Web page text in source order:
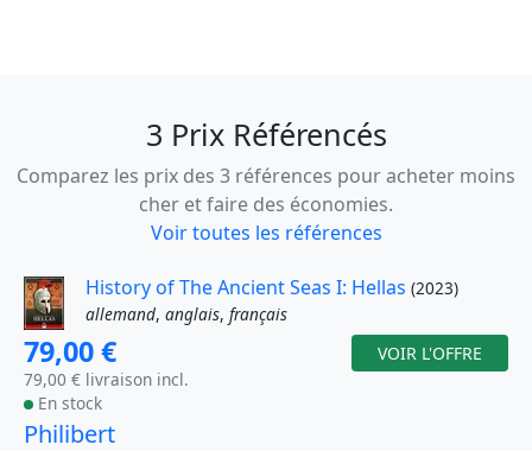
3 Prix Référencés
Comparez les prix des 3 références pour acheter moins
cher et faire des économies.
Voir toutes les références
History of The Ancient Seas I: Hellas (2023)
allemand, anglais, français
79,00 €
79,00 € livraison incl.
En stock
VOIR L'OFFRE
Philibert